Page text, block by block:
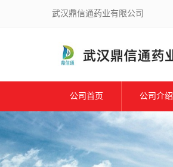
武汉鼎信通药业有限公司
公司首页 公司介绍